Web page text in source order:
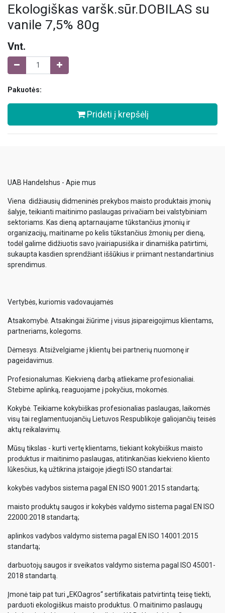
Ekologiškas varšk.sūr.DOBILAS su
vanile 7,5% 80g
Vnt.
Pakuotės:
Pridėti į krepšėlį
UAB Handelshus - Apie mus
Viena didžiausių didmeninės prekybos maisto produktais įmonių
šalyje, teikianti maitinimo paslaugas privačiam bei valstybiniam
sektoriams. Kas dieną aptarnaujame tūkstančius įmonių ir
organizacijų, maitiname po kelis tūkstančius žmonių per dieną,
todėl galime didžiuotis savo įvairiapusiška ir dinamiška patirtimi,
sukaupta kasdien sprendžiant iššūkius ir priimant nestandartinius
sprendimus.
Vertybės, kuriomis vadovaujamės
Atsakomybė. Atsakingai žiūrime į visus įsipareigojimus klientams,
partneriams, kolegoms.
Dėmesys. Atsižvelgiame į klientų bei partnerių nuomonę ir
pageidavimus.
Profesionalumas. Kiekvieną darbą atliekame profesionaliai.
Stebime aplinką, reaguojame į pokyčius, mokomės.
Kokybė. Teikiame kokybiškas profesionalias paslaugas, laikomės
visų tai reglamentuojančių Lietuvos Respublikoje galiojančių teisės
aktų reikalavimų.
Mūsų tikslas - kurti vertę klientams, tiekiant kokybiškus maisto
produktus ir maitinimo paslaugas, atitinkančias kiekvieno kliento
lūkesčius, ką užtikrina įstaigoje įdiegti ISO standartai:
kokybės vadybos sistema pagal EN ISO 9001:2015 standartą;
maisto produktų saugos ir kokybės valdymo sistema pagal EN ISO
22000:2018 standartą;
aplinkos vadybos valdymo sistema pagal EN ISO 14001:2015
standartą;
darbuotojų saugos ir sveikatos valdymo sistema pagal ISO 45001-
2018 standartą.
Įmonė taip pat turi „EKOagros“ sertifikatais patvirtintą teisę tiekti,
parduoti ekologiškus maisto produktus. O maitinimo paslaugų